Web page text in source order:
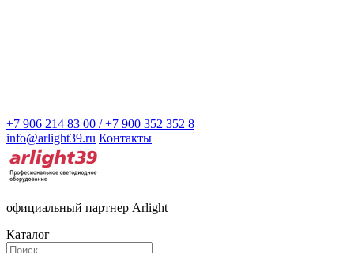
+7 906 214 83 00 / +7 900 352 352 8
info@arlight39.ru Контакты
официальный партнер Arlight
Каталог